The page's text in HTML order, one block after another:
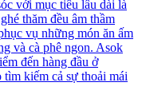
với mục tiêu lâu dài là
thăm đều âm thầm
vụ những món ăn ấm
và cà phê ngon. Asok
đến hàng đầu ở
kiếm cả sự thoải mái